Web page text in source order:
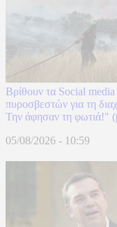
Βρίθουν τα Social media
πυροσβεστών για τη
Την άφησαν τη φωτιά!"
05/08/2026 - 10:59